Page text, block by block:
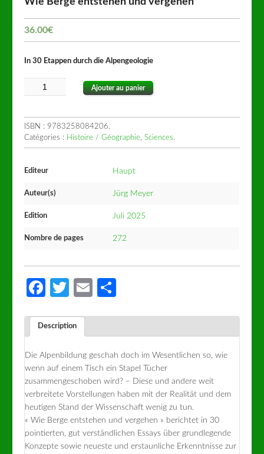
36.00€
In 30 Etappen durch die Alpengeologie
Ajouter au panier
ISBN : 9783258084206.
Catégories : Histoire / Géographie,Sciences.
Editeur Haupt
Auteur(s) Jürg Meyer
Edition Juli 2025
Nombre de pages 272
Facebook
Twitter
Email
Description
Die Alpenbildung geschah doch im Wesentlichen so, wie
wenn auf einem Tisch ein Stapel Tücher
zusammengeschoben wird? – Diese und andere weit
verbreitete Vorstellungen haben mit der Realität und dem
heutigen Stand der Wissenschaft wenig zu tun.
« Wie Berge entstehen und vergehen » berichtet in 30
pointierten, gut verständlichen Essays über grundlegende
Konzepte sowie neueste und erstaunliche Erkenntnisse zur